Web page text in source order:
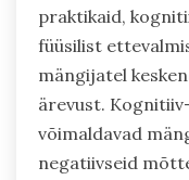
praktikaid,
füüsilist
mängijatel
ärevust.
võimaldavad
negatiivseid